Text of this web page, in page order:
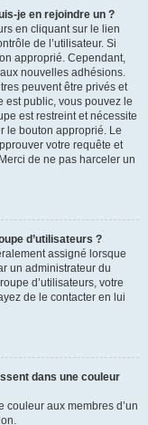
je en rejoindre un ?
en cliquant sur le lien
de l’utilisateur. Si
approprié. Cependant,
nouvelles adhésions.
peuvent être privés et
est public, vous pouvez le
est restreint et nécessite
le bouton approprié. Le
votre requête et
de ne pas harceler un
d’utilisateurs ?
assigné lorsque
un administrateur du
d’utilisateurs, votre
de le contacter en lui
dans une couleur
couleur aux membres d’un